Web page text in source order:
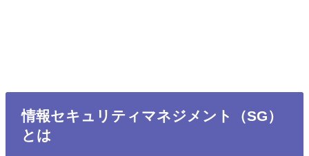
情報セキュリティマネジメント（SG）
とは